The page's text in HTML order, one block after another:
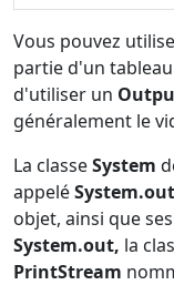
Vous pouvez
partie d'un
d'utiliser un
généralement le
La classeSystem
appeléSystem.out
objet, ainsi que
System.out, la
PrintStream